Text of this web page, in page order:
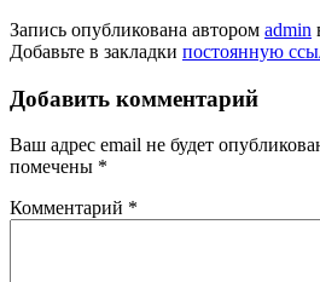
Запись опубликована автором admin
Добавьте в закладки постоянную
Добавить комментарий
Ваш адрес email не будет
помечены *
Комментарий *